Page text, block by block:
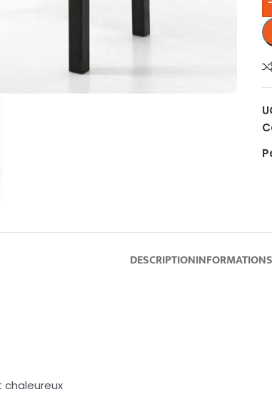
DESCRIPTION
chaleureux